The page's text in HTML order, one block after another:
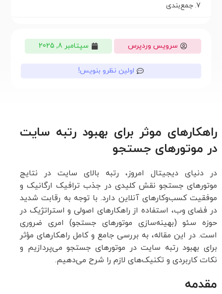
جمع‌بندی
سرویس وردپرس سپتامبر 8, 2025
اولین نظرو بنویس!
راهکارهای موثر برای بهبود رتبه سایت
در موتورهای جستجو
در دنیای دیجیتال امروز، رتبه بالای سایت در نتایج
موتورهای جستجو نقش کلیدی در جذب ترافیک ارگانیک و
موفقیت کسب‌وکارهای آنلاین دارد. با توجه به رقابت شدید
در فضای وب، استفاده از راهکارهای اصولی و استراتژیک در
حوزه سئو (بهینه‌سازی موتورهای جستجو) امری ضروری
است. در این مقاله، به بررسی جامع و کامل راهکارهای مؤثر
برای بهبود رتبه سایت در موتورهای جستجو می‌پردازیم و
نکات کاربردی و تکنیک‌های لازم را شرح می‌دهیم.
مقدمه